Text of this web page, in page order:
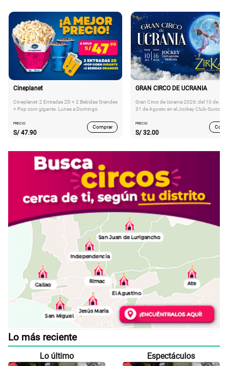
Cineplanet
Cineplanet: 2 Entradas 2D + 2 Bebidas Grandes
+ Pop corn gigante. Lunes a Domingo
PRECIO
S/ 47.90
Comprar
GRAN CIRCO DE UCRANIA
Gran Circo de Ucrania 2026: del 10 de
31 de Agosto en el Jockey Club-Surco
PRECIO
S/ 32.00
Lo más reciente
Lo último Espectáculos